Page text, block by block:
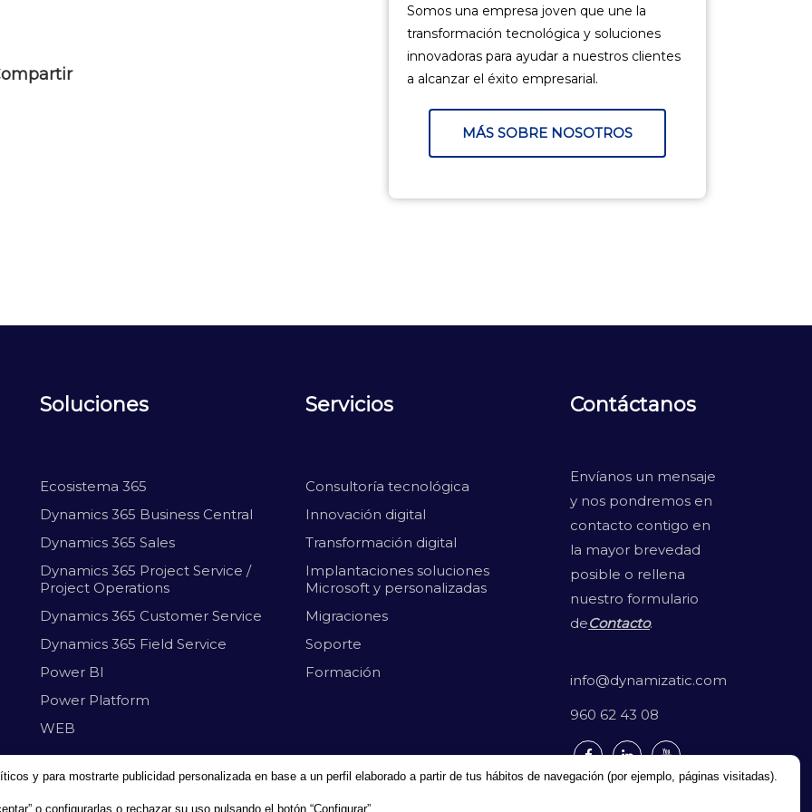
Somos una empresa joven que une la
transformación tecnológica y soluciones
innovadoras para ayudar a nuestros clientes
a alcanzar el éxito empresarial.
MÁS SOBRE NOSOTROS
Soluciones
Ecosistema 365
Dynamics 365 Business Central
Dynamics 365 Sales
Dynamics 365 Project Service /
Project Operations
Dynamics 365 Customer Service
Dynamics 365 Field Service
Power BI
Power Platform
WEB
Servicios
Consultoría tecnológica
Innovación digital
Transformación digital
Implantaciones soluciones
Microsoft y personalizadas
Migraciones
Soporte
Formación
Contáctanos
Envíanos un mensaje
y nos pondremos en
contacto contigo en
la mayor brevedad
posible o rellena
nuestro formulario
deContacto.
info@dynamizatic.com
960 62 43 08
y para mostrarte publicidad personalizada en base a un perfil elaborado a partir de tus hábitos de navegación (por ejemplo, páginas visitadas).
o configurarlas o rechazar su uso pulsando el botón “Configurar”.